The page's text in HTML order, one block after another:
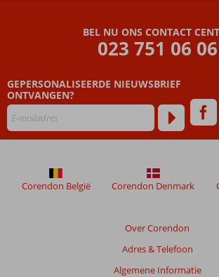
BEL NU ONS CONTACT
023 751 06 06
GEPERSONALISEERDE NIEUWSBRIEF
ONTVANGEN?
Over Corendon
Adres & Telefoon
Algemene Informatie
Corendon België Corendon Denmark